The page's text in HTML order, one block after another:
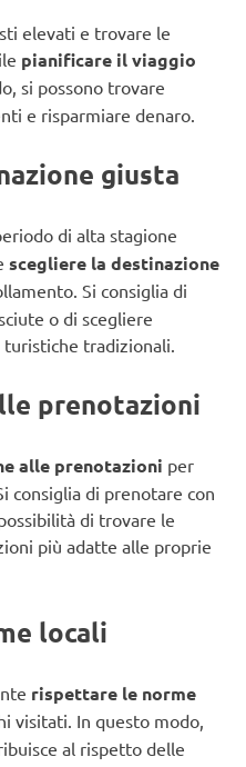
elevati e trovare le
pianificare il viaggio
si possono trovare
e risparmiare denaro.
giusta
di alta stagione
scegliere la destinazione
Si consiglia di
o di scegliere
tradizionali.
prenotazioni
alle prenotazioni per
consiglia di prenotare con
di trovare le
più adatte alle proprie
locali
rispettare le norme
visitati. In questo modo,
al rispetto delle